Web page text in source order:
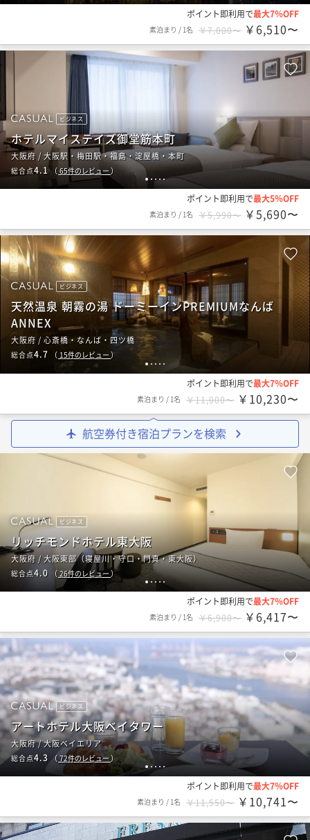
ポイント即利用で最大7％OFF
素泊まり / 1名 ￥7,000〜 ￥6,510〜
1 2345
ビジネス
ホテルマイステイズ御堂筋本町
大阪府 / 大阪駅・梅田駅・福島・淀屋橋・本町
総合点4.1 （ 65件のレビュー）
ポイント即利用で最大5％OFF
素泊まり / 1名 ￥5,990〜 ￥5,690〜
1 2 3 4 5
ビジネス
天然温泉 朝霧の湯 ドーミーインPREMIUMなんば
ANNEX
大阪府 / 心斎橋・なんば・四ツ橋
総合点4.7 （ 15件のレビュー ）
ポイント即利用で最大7％OFF
素泊まり / 1名 ￥11,000〜 ￥10,230〜
航空券付き宿泊プランを検索
1 2 345
ビジネス
リッチモンドホテル東大阪
大阪府 / 大阪東部（寝屋川・守口・門真・東大阪）
総合点4.0 （ 26件のレビュー ）
ポイント即利用で最大7％OFF
素泊まり / 1名 ￥6,900〜 ￥6,417〜
1 23 4 5
ビジネス
アートホテル大阪ベイタワー
大阪府 / 大阪ベイエリア
総合点4.3 （ 72件のレビュー）
ポイント即利用で最大7％OFF
素泊まり / 1名 ￥11,550〜 ￥10,741〜